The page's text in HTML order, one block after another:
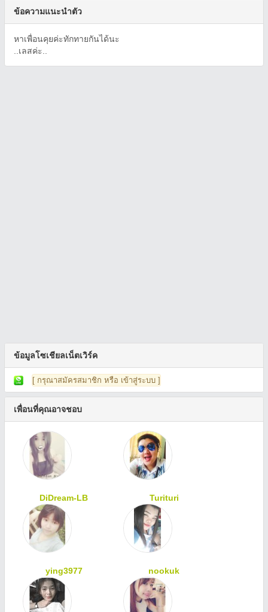
ข้อความแนะนำตัว
หาเพื่อนคุยค่ะทักทายกันได้นะ
..เลสค่ะ..
ข้อมูลโซเชียลเน็ตเวิร์ค
[ กรุณาสมัครสมาชิก หรือ เข้าสู่ระบบ ]
เพื่อนที่คุณอาจชอบ
DiDream-LB Turituri
ying3977 nookuk